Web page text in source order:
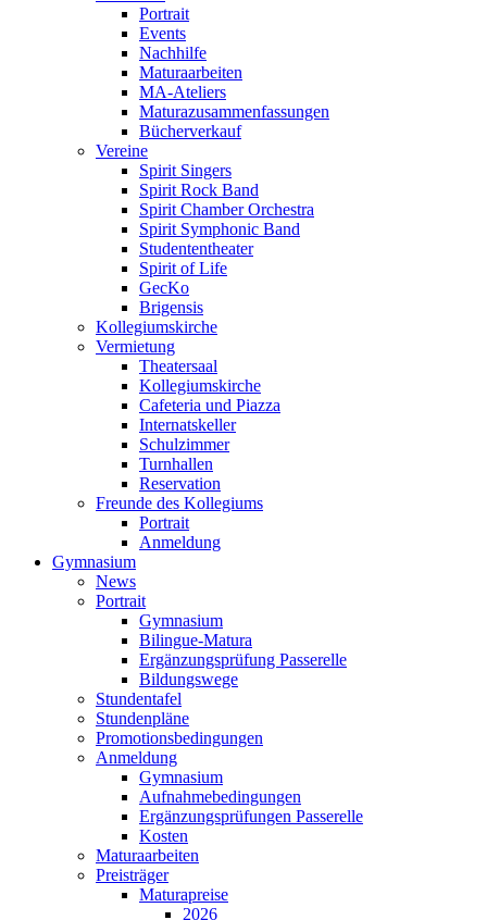
Portrait
Events
Nachhilfe
Maturaarbeiten
MA-Ateliers
Maturazusammenfassungen
Bücherverkauf
Vereine
Spirit Singers
Spirit Rock Band
Spirit Chamber Orchestra
Spirit Symphonic Band
Studententheater
Spirit of Life
GecKo
Brigensis
Kollegiumskirche
Vermietung
Theatersaal
Kollegiumskirche
Cafeteria und Piazza
Internatskeller
Schulzimmer
Turnhallen
Reservation
Freunde des Kollegiums
Portrait
Anmeldung
Gymnasium
News
Portrait
Gymnasium
Bilingue-Matura
Ergänzungsprüfung Passerelle
Bildungswege
Stundentafel
Stundenpläne
Promotionsbedingungen
Anmeldung
Gymnasium
Aufnahmebedingungen
Ergänzungsprüfungen Passerelle
Kosten
Maturaarbeiten
Preisträger
Maturapreise
2026